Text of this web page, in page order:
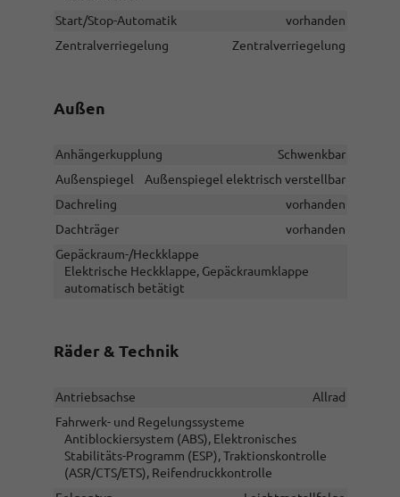
Start/Stop-Automatik
vorhanden
Zentralverriegelung
Zentralverriegelung
Außen
Anhängerkupplung
Schwenkbar
Außenspiegel
Außenspiegel elektrisch verstellbar
Dachreling
vorhanden
Dachträger
vorhanden
Gepäckraum-/Heckklappe
Elektrische Heckklappe, Gepäckraumklappe
automatisch betätigt
Räder & Technik
Antriebsachse
Allrad
Fahrwerk- und Regelungssysteme
Antiblockiersystem (ABS), Elektronisches
Stabilitäts-Programm (ESP), Traktionskontrolle
(ASR/CTS/ETS), Reifendruckkontrolle